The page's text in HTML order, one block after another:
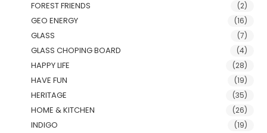
FOREST FRIENDS (2)
GEO ENERGY (16)
GLASS (7)
GLASS CHOPING BOARD (4)
HAPPY LIFE (28)
HAVE FUN (19)
HERITAGE (35)
HOME & KITCHEN (26)
INDIGO (19)